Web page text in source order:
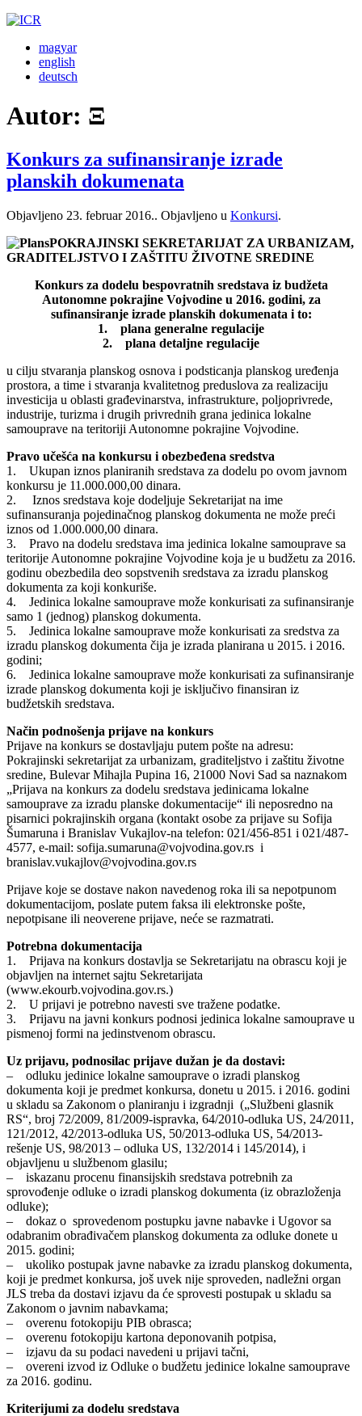
magyar
english
deutsch
Autor: Ξ
Konkurs za sufinansiranje izrade
planskih dokumenata
Objavljeno 23. februar 2016.. Objavljeno u Konkursi.
POKRAJINSKI SEKRETARIJAT ZA URBANIZAM,
GRADITELJSTVO I ZAŠTITU ŽIVOTNE SREDINE
Konkurs za dodelu bespovratnih sredstava iz budžeta
Autonomne pokrajine Vojvodine u 2016. godini, za
sufinansiranje izrade planskih dokumenata i to:
1. plana generalne regulacije
2. plana detaljne regulacije
u cilju stvaranja planskog osnova i podsticanja planskog uređenja
prostora, a time i stvaranja kvalitetnog preduslova za realizaciju
investicija u oblasti građevinarstva, infrastrukture, poljoprivrede,
industrije, turizma i drugih privrednih grana jedinica lokalne
samouprave na teritoriji Autonomne pokrajine Vojvodine.
Pravo učešća na konkursu i obezbeđena sredstva
1. Ukupan iznos planiranih sredstava za dodelu po ovom javnom
konkursu je 11.000.000,00 dinara.
2. Iznos sredstava koje dodeljuje Sekretarijat na ime
sufinansuranja pojedinačnog planskog dokumenta ne može preći
iznos od 1.000.000,00 dinara.
3. Pravo na dodelu sredstava ima jedinica lokalne samouprave sa
teritorije Autonomne pokrajine Vojvodine koja je u budžetu za 2016.
godinu obezbedila deo sopstvenih sredstava za izradu planskog
dokumenta za koji konkuriše.
4. Jedinica lokalne samouprave može konkurisati za sufinansiranje
samo 1 (jednog) planskog dokumenta.
5. Jedinica lokalne samouprave može konkurisati za sredstva za
izradu planskog dokumenta čija je izrada planirana u 2015. i 2016.
godini;
6. Jedinica lokalne samouprave može konkurisati za sufinansiranje
izrade planskog dokumenta koji je isključivo finansiran iz
budžetskih sredstava.
Način podnošenja prijave na konkurs
Prijave na konkurs se dostavljaju putem pošte na adresu:
Pokrajinski sekretarijat za urbanizam, graditeljstvo i zaštitu životne
sredine, Bulevar Mihajla Pupina 16, 21000 Novi Sad sa naznakom
„Prijava na konkurs za dodelu sredstava jedinicama lokalne
samouprave za izradu planske dokumentacije“ ili neposredno na
pisarnici pokrajinskih organa (kontakt osobe za prijave su Sofija
Šumaruna i Branislav Vukajlov-na telefon: 021/456-851 i 021/487-
4577, e-mail: sofija.sumaruna@vojvodina.gov.rs i
branislav.vukajlov@vojvodina.gov.rs
Prijave koje se dostave nakon navedenog roka ili sa nepotpunom
dokumentacijom, poslate putem faksa ili elektronske pošte,
nepotpisane ili neoverene prijave, neće se razmatrati.
Potrebna dokumentacija
1. Prijava na konkurs dostavlja se Sekretarijatu na obrascu koji je
objavljen na internet sajtu Sekretarijata
(www.ekourb.vojvodina.gov.rs.)
2. U prijavi je potrebno navesti sve tražene podatke.
3. Prijavu na javni konkurs podnosi jedinica lokalne samouprave u
pismenoj formi na jedinstvenom obrascu.
Uz prijavu, podnosilac prijave dužan je da dostavi:
– odluku jedinice lokalne samouprave o izradi planskog
dokumenta koji je predmet konkursa, donetu u 2015. i 2016. godini
u skladu sa Zakonom o planiranju i izgradnji („Službeni glasnik
RS“, broj 72/2009, 81/2009-ispravka, 64/2010-odluka US, 24/2011,
121/2012, 42/2013-odluka US, 50/2013-odluka US, 54/2013-
rešenje US, 98/2013 – odluka US, 132/2014 i 145/2014), i
objavljenu u službenom glasilu;
– iskazanu procenu finansijskih sredstava potrebnih za
sprovođenje odluke o izradi planskog dokumenta (iz obrazloženja
odluke);
– dokaz o sprovedenom postupku javne nabavke i Ugovor sa
odabranim obrađivačem planskog dokumenta za odluke donete u
2015. godini;
– ukoliko postupak javne nabavke za izradu planskog dokumenta,
koji je predmet konkursa, još uvek nije sproveden, nadležni organ
JLS treba da dostavi izjavu da će sprovesti postupak u skladu sa
Zakonom o javnim nabavkama;
– overenu fotokopiju PIB obrasca;
– overenu fotokopiju kartona deponovanih potpisa,
– izjavu da su podaci navedeni u prijavi tačni,
– overeni izvod iz Odluke o budžetu jedinice lokalne samouprave
za 2016. godinu.
Kriterijumi za dodelu sredstava